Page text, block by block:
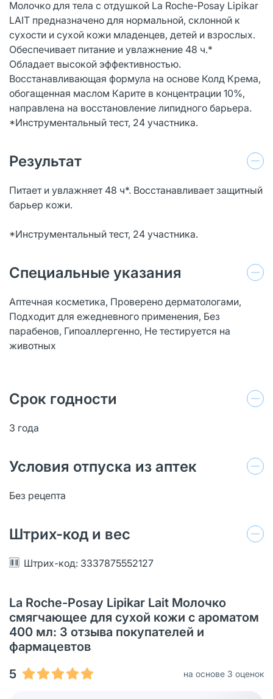
Молочко для тела с отдушкой La Roche-Posay Lipikar
LAIT предназначено для нормальной, склонной к
сухости и сухой кожи младенцев, детей и взрослых.
Обеспечивает питание и увлажнение 48 ч.*
Обладает высокой эффективностью.
Восстанавливающая формула на основе Колд Крема,
обогащенная маслом Карите в концентрации 10%,
направлена на восстановление липидного барьера.
*Инструментальный тест, 24 участника.
Результат
Питает и увлажняет 48 ч*. Восстанавливает защитный
барьер кожи.
*Инструментальный тест, 24 участника.
Специальные указания
Аптечная косметика, Проверено дерматологами,
Подходит для ежедневного применения, Без
парабенов, Гипоаллергенно, Не тестируется на
животных
Срок годности
3 года
Условия отпуска из аптек
Без рецепта
Штрих-код и вес
Штрих-код: 3337875552127
La Roche-Posay Lipikar Lait Молочко
смягчающее для сухой кожи с ароматом
400 мл: 3 отзыва покупателей и
фармацевтов
5
на основе 3 оценок